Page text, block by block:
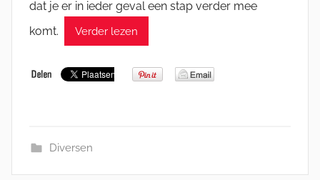
dat je er in ieder geval een stap verder mee
komt.
Verder lezen
Diversen